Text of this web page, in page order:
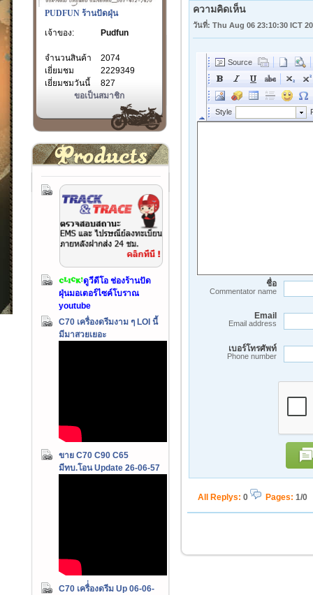
PUDFUN ร้านปัดฝุ่น
เจ้าของ:
Pudfun
จำนวนสินค้า
2074
เยี่ยมชม
2229349
เยี่ยมชมวันนี้
827
ขอเป็นสมาชิก
ดูวีดีโอ ช่องร้านปัด
ฝุ่นมอเตอร์ไซค์โบราณ
youtube
C70 เครื่องดรีมงาม ๆ LOI นี้
มีมาสวยเยอะ
ขาย C70 C90 C65
มีทบ.โอน Update 26-06-57
C70 เครื่่องดรีม Up 06-06-
ความคิดเห็น
วันที่: Thu Aug 06 23:10:30 ICT
ชื่อ
Commentator name
Email
Email address
เบอร์โทรศัพท์
Phone number
All Replys: 0 Pages: 1/0